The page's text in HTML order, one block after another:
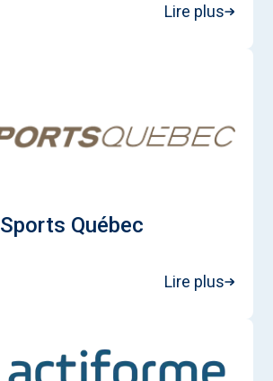
Lire plus
Sports Québec
Lire plus